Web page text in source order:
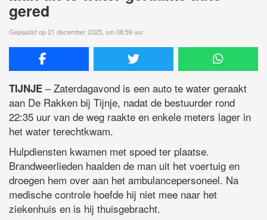
gered
Geplaatst op 21 december 2025, om 08:59 uur
TIJNJE – Zaterdagavond is een auto te water geraakt
aan De Rakken bij Tijnje, nadat de bestuurder rond
22:35 uur van de weg raakte en enkele meters lager in
het water terechtkwam.
Hulpdiensten kwamen met spoed ter plaatse.
Brandweerlieden haalden de man uit het voertuig en
droegen hem over aan het ambulancepersoneel. Na
medische controle hoefde hij niet mee naar het
ziekenhuis en is hij thuisgebracht.